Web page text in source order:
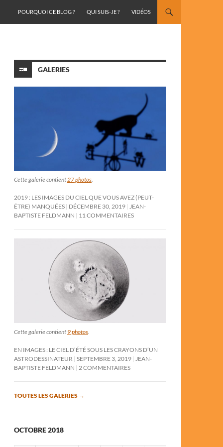
POURQUOI CE BLOG ?
QUI SUIS-JE ? VIDÉOS
GALERIES
Cette galerie contient27 photos.
2019 : LES IMAGES DU CIEL QUE VOUS AVEZ (PEUT-
ÊTRE) MANQUÉES DÉCEMBRE 30, 2019 JEAN-
BAPTISTE FELDMANN
11 COMMENTAIRES
Cette galerie contient 9 photos
EN IMAGES : LE CIEL D’ÉTÉ SOUS LES CRAYONS D’UN
ASTRODESSINATEUR SEPTEMBRE 3, 2019
JEAN-
BAPTISTE FELDMANN
2 COMMENTAIRES
TOUTES LES GALERIES →
OCTOBRE 2018